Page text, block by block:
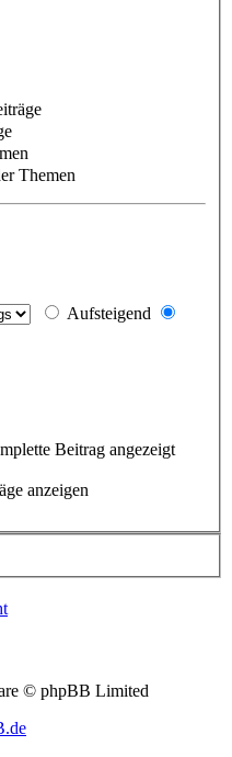
Themen
Aufsteigend
Beitrag angezeigt
anzeigen
© phpBB Limited